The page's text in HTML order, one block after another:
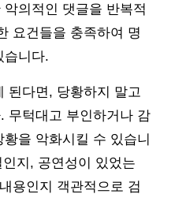
의적인 댓글을 반복적
요건들을 충족하여 명
습니다.
된다면, 당황하지 말고
무턱대고 부인하거나 감
을 악화시킬 수 있습니
지, 공연성이 있었는
용인지 객관적으로 검